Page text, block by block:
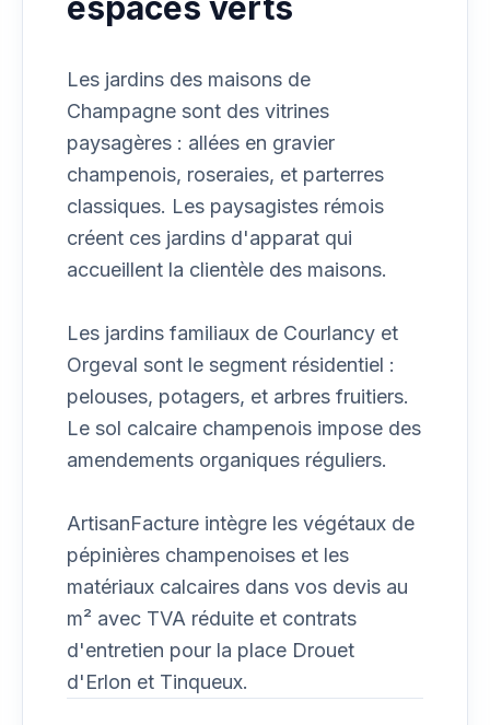
Les jardins des maisons de
Champagne sont des vitrines
paysagères : allées en gravier
champenois, roseraies, et parterres
classiques. Les paysagistes rémois
créent ces jardins d'apparat qui
accueillent la clientèle des maisons.
Les jardins familiaux de Courlancy et
Orgeval sont le segment résidentiel :
pelouses, potagers, et arbres fruitiers.
Le sol calcaire champenois impose des
amendements organiques réguliers.
ArtisanFacture intègre les végétaux de
pépinières champenoises et les
matériaux calcaires dans vos devis au
m² avec TVA réduite et contrats
d'entretien pour la place Drouet
d'Erlon et Tinqueux.